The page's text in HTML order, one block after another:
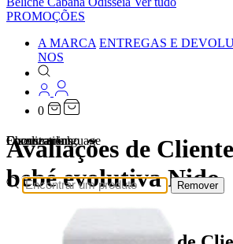
PROMOÇÕES
A MARCA ENTREGAS E
NOS
0
Localizations
Choose a language
Encontrar
Remover
O seu carrinho
Avaliações de
bebé evolutiva Nido